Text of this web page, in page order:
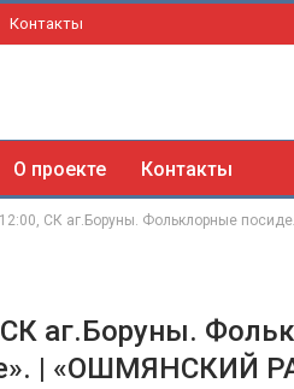
Контакты
О проекте Контакты
СК аг.Боруны. Фольклорные
СК аг.Боруны.
| «ОШМЯНСКИЙ